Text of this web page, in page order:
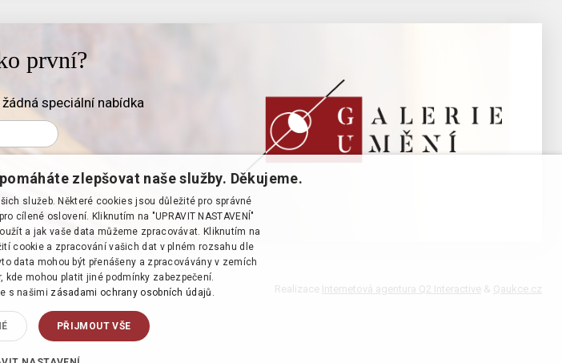
první?
speciální nabídka
Realizace Internetová agentura Q2 Interactive & Qaukce.cz
zlepšovat naše služby. Děkujeme.
služeb. Některé cookies jsou důležité pro správné
cílené oslovení. Kliknutím na "UPRAVIT NASTAVENÍ"
a jak vaše data můžeme zpracovávat. Kliknutím na
cookie a zpracování vašich dat v plném rozsahu dle
data mohou být přenášeny a zpracovávány v zemích
kde mohou platit jiné podmínky zabezpečení.
s našimi zásadami ochrany osobních údajů.
PŘIJMOUT VŠE